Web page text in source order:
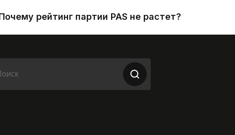
рейтинг партии PAS не растет?